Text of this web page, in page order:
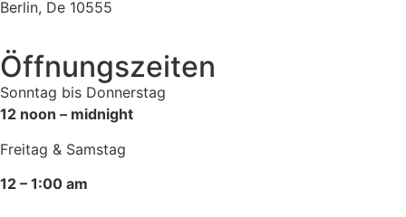
Berlin, De 10555
Öffnungszeiten
Sonntag bis Donnerstag
12 noon – midnight
Freitag & Samstag
12 – 1:00 am